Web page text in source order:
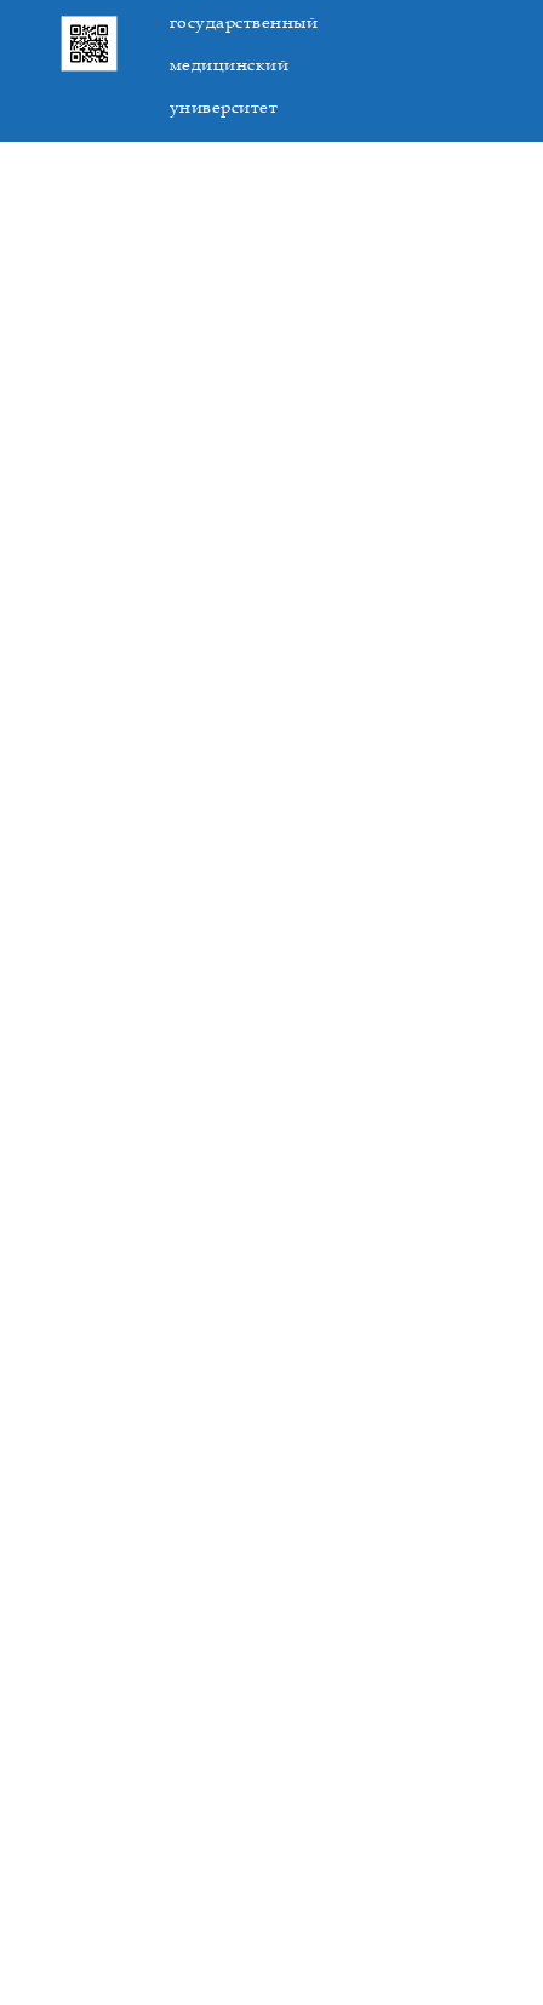
государственный
медицинский
университет